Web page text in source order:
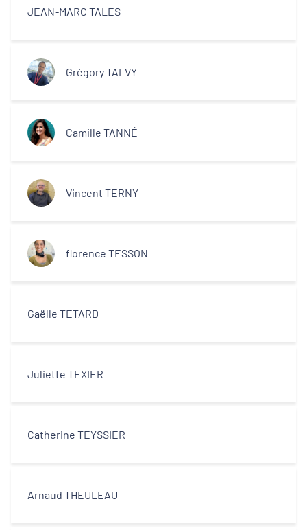
JEAN-MARC TALES
Grégory TALVY
Camille TANNÉ
Vincent TERNY
florence TESSON
Gaëlle TETARD
Juliette TEXIER
Catherine TEYSSIER
Arnaud THEULEAU